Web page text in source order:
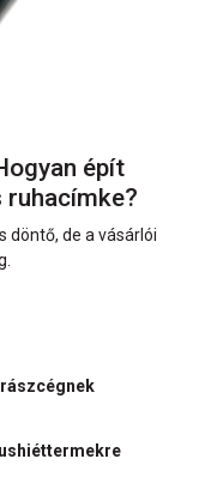
épít
döntő, de a vásárlói